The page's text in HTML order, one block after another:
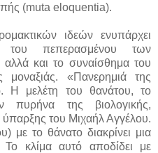
(muta eloquentia).
ιδεών ενυπάρχει
πεπερασμένου των
και το συναίσθημα του
μοναξιάς. «Πανερημιά της
μελέτη του θανάτου, το
πυρήνα της βιολογικής,
ύπαρξης του Μιχαήλ Αγγέλου.
με το θάνατο διακρίνει μια
Το κλίμα αυτό αποδίδει με